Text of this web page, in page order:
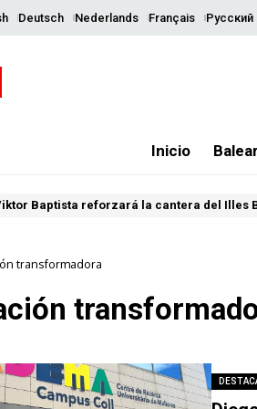
Deutsch Nederlands Français Русский
Inicio
Baptista reforzará la cantera del Illes
transformadora